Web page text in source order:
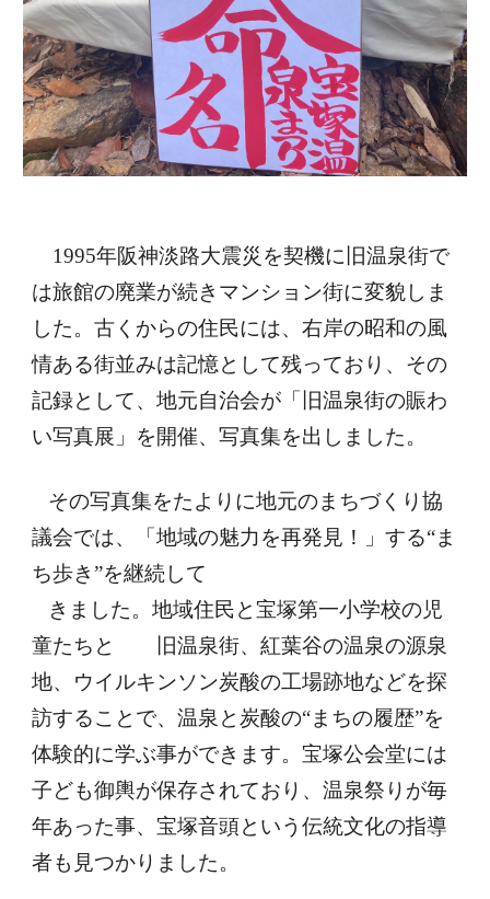
1995年阪神淡路大震災を契機に旧温泉街で
は旅館の廃業が続きマンション街に変貌しま
した。古くからの住民には、右岸の昭和の風
情ある街並みは記憶として残っており、その
記録として、地元自治会が「旧温泉街の賑わ
い写真展」を開催、写真集を出しました。
その写真集をたよりに地元のまちづくり協
議会では、「地域の魅力を再発見！」する“ま
ち歩き”を継続して
きました。地域住民と宝塚第一小学校の児
童たちと　　旧温泉街、紅葉谷の温泉の源泉
地、ウイルキンソン炭酸の工場跡地などを探
訪することで、温泉と炭酸の“まちの履歴”を
体験的に学ぶ事ができます。宝塚公会堂には
子ども御輿が保存されており、温泉祭りが毎
年あった事、宝塚音頭という伝統文化の指導
者も見つかりました。